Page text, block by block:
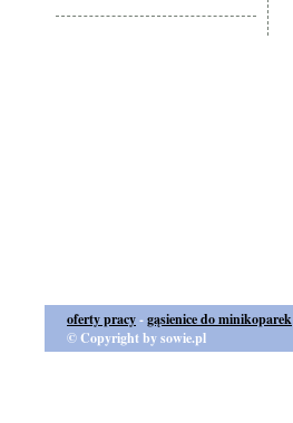
oferty pracy-gąsienice do minikoparek
© Copyright by sowie.pl